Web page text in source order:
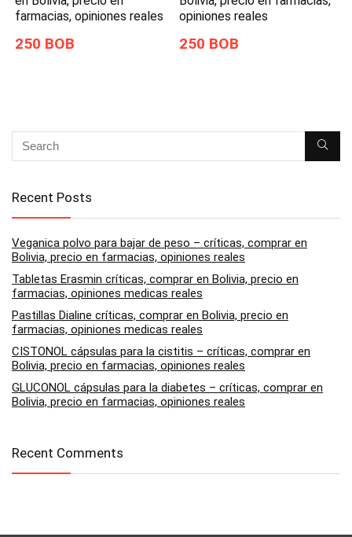
farmacias, opiniones reales
250 BOB
opiniones reales
250 BOB
Recent Posts
Veganica polvo para bajar de peso – críticas, comprar en
Bolivia, precio en farmacias, opiniones reales
Tabletas Erasmin críticas, comprar en Bolivia, precio en
farmacias, opiniones medicas reales
Pastillas Dialine críticas, comprar en Bolivia, precio en
farmacias, opiniones medicas reales
CISTONOL cápsulas para la cistitis – críticas, comprar en
Bolivia, precio en farmacias, opiniones reales
GLUCONOL cápsulas para la diabetes – críticas, comprar en
Bolivia, precio en farmacias, opiniones reales
Recent Comments